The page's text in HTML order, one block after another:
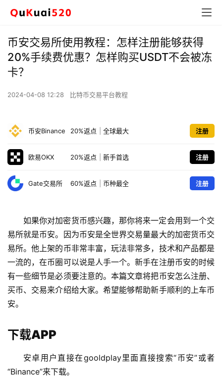
币安交易所使用教程：怎样注册能够获得
20%手续费优惠？怎样购买USDT不会被冻
卡？
2024-04-08 12:28 比特币交易平台教程
币安Binance 20%返点 全球最大 注册
欧易OKX 20%返点 新手首选 注册
Gate交易所 60%返点 币种最全 注册
如果你对加密货币感兴趣，那你将来一定会用到一个交
易所就是币安。因为币安是全世界交易量最大的加密货币交
易所。他上架的币非常丰富，玩法非常多，技术和产品都是
一流的，在币圈可以说是人手一个。新手在注册币安的时候
有一些细节是必须要注意的。本篇文章将把币安怎么注册、
买币、交易来介绍给大家。希望能够帮助新手顺利的上车币
安。
下载APP
安卓用户直接在gooldplay里面直接搜索“币安”或者
“Binance”来下载。